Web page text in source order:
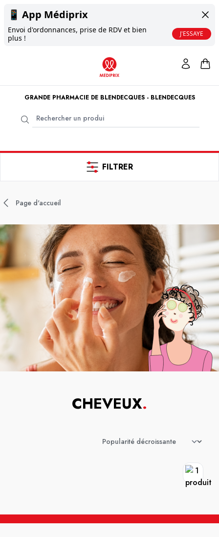
📱 App Médiprix
Envoi d'ordonnances, prise de RDV et bien
plus !
J'ESSAYE
GRANDE PHARMACIE DE BLENDECQUES - BLENDECQUES
FILTRER
Page d'accueil
CHEVEUX.